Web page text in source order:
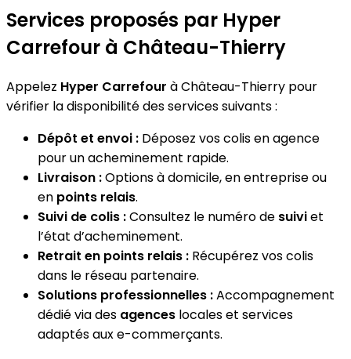
Services proposés par Hyper
Carrefour à Château-Thierry
Appelez Hyper Carrefour à Château-Thierry pour
vérifier la disponibilité des services suivants :
Dépôt et envoi : Déposez vos colis en agence
pour un acheminement rapide.
Livraison :Options à domicile, en entreprise ou
en points relais.
Suivi de colis :Consultez le numéro de suiviet
l’état d’acheminement.
Retrait en points relais : Récupérez vos colis
dans le réseau partenaire.
Solutions professionnelles :Accompagnement
dédié via des agences locales et services
adaptés aux e-commerçants.